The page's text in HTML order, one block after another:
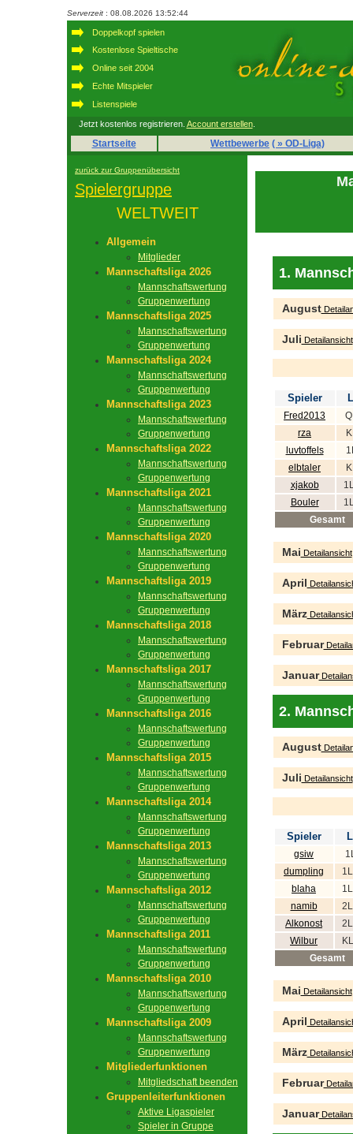
Serverzeit : 08.08.2026 13:52:44
Doppelkopf spielen
Kostenlose Spieltische
Online seit 2004
Echte Mitspieler
Listenspiele
Jetzt kostenlos registrieren. Account erstellen.
Startseite Wettbewerbe ( » OD-Liga)
zurück zur Gruppenübersicht
Spielergruppe
WELTWEIT
Allgemein
Mitglieder
Mannschaftsliga 2026
Mannschaftswertung
Gruppenwertung
Mannschaftsliga 2025
Mannschaftswertung
Gruppenwertung
Mannschaftsliga 2024
Mannschaftswertung
Gruppenwertung
Mannschaftsliga 2023
Mannschaftswertung
Gruppenwertung
Mannschaftsliga 2022
Mannschaftswertung
Gruppenwertung
Mannschaftsliga 2021
Mannschaftswertung
Gruppenwertung
Mannschaftsliga 2020
Mannschaftswertung
Gruppenwertung
Mannschaftsliga 2019
Mannschaftswertung
Gruppenwertung
Mannschaftsliga 2018
Mannschaftswertung
Gruppenwertung
Mannschaftsliga 2017
Mannschaftswertung
Gruppenwertung
Mannschaftsliga 2016
Mannschaftswertung
Gruppenwertung
Mannschaftsliga 2015
Mannschaftswertung
Gruppenwertung
Mannschaftsliga 2014
Mannschaftswertung
Gruppenwertung
Mannschaftsliga 2013
Mannschaftswertung
Gruppenwertung
Mannschaftsliga 2012
Mannschaftswertung
Gruppenwertung
Mannschaftsliga 2011
Mannschaftswertung
Gruppenwertung
Mannschaftsliga 2010
Mannschaftswertung
Gruppenwertung
Mannschaftsliga 2009
Mannschaftswertung
Gruppenwertung
Mitgliederfunktionen
Mitgliedschaft beenden
Gruppenleiterfunktionen
Aktive Ligaspieler
Spieler in Gruppe
1.
August
Juli Detailansicht
Spieler
Fred2013
rza
luvtoffels
elbtaler
xjakob
Bouler
Gesamt
Mai Detailansicht
April
März
Februar
Januar
2.
August
Juli Detailansicht
Spieler
gsiw
dumpling
blaha
namib
Alkonost
Wilbur
Gesamt
Mai Detailansicht
April
März
Februar
Januar